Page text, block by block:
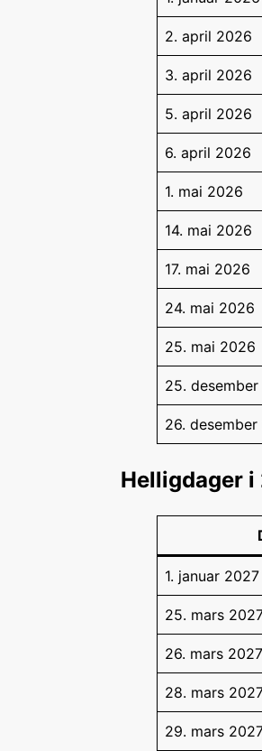
2. april 2026
3. april 2026
5. april 2026
6. april 2026
1. mai 2026
14. mai 2026
17. mai 2026
24. mai 2026
25. mai 2026
25.
26.
Helligdager i
1. januar 2027
25. mars
26. mars 2027
28. mars
29. mars